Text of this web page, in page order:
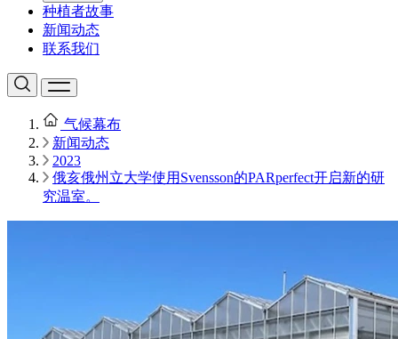
种植者故事
新闻动态
联系我们
气候幕布
新闻动态
2023
俄亥俄州立大学使用Svensson的PARperfect开启新的研
究温室。